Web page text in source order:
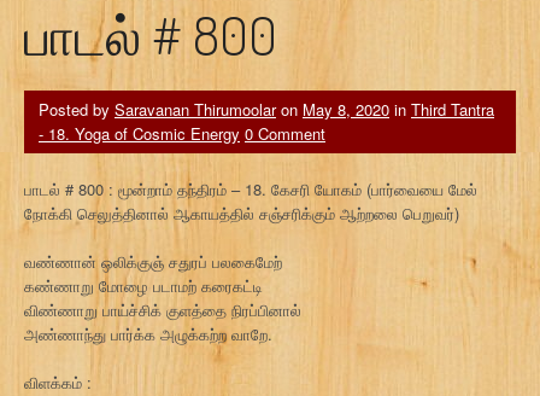
பாடல் # 800
Posted by Saravanan Thirumoolaron May 8, 2020 in Third Tantra
- 18. Yoga of Cosmic Energy 0 Comment
பாடல் # 800 : மூன்றாம் தந்திரம் – 18. கேசரி யோகம் (பார்வையை மேல்
நோக்கி செலுத்தினால் ஆகாயத்தில் சஞ்சரிக்கும் ஆற்றலை பெறுவர்)
வண்ணான் ஒலிக்குஞ் சதுரப் பலகைமேற்
கண்ணாறு மோழை படாமற் கரைகட்டி
விண்ணாறு பாய்ச்சிக் குளத்தை நிரப்பினால்
அண்ணாந்து பார்க்க அழுக்கற்ற வாறே.
விளக்கம் :